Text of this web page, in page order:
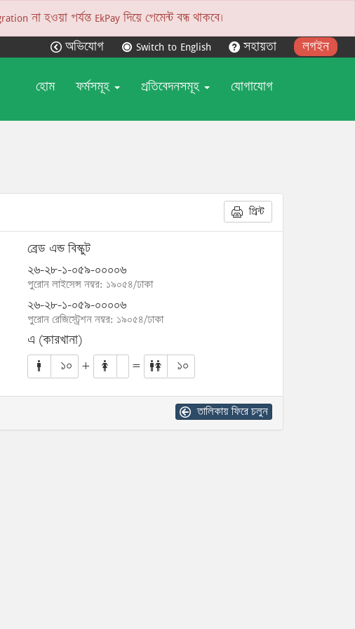
না হওয়া পর্যন্ত EkPay দিয়ে পেমেন্ট বন্ধ থাকবে।
অভিযোগ Switch to English সহায়তা লগইন
হোম ফর্মসমূহ প্রতিবেদনসমূহ যোগাযোগ
প্রিন্ট
ব্রেড এন্ড বিস্কুট
২৬-২৮-১-০৫৯-০০০০৬
পুরোন লাইসেন্স নম্বর: ১৯০৫৪/ঢাকা
২৬-২৮-১-০৫৯-০০০০৬
পুরোন রেজিস্ট্রেশন নম্বর: ১৯০৫৪/ঢাকা
এ (কারখানা)
১০ + = ১০
তালিকায় ফিরে চলুন